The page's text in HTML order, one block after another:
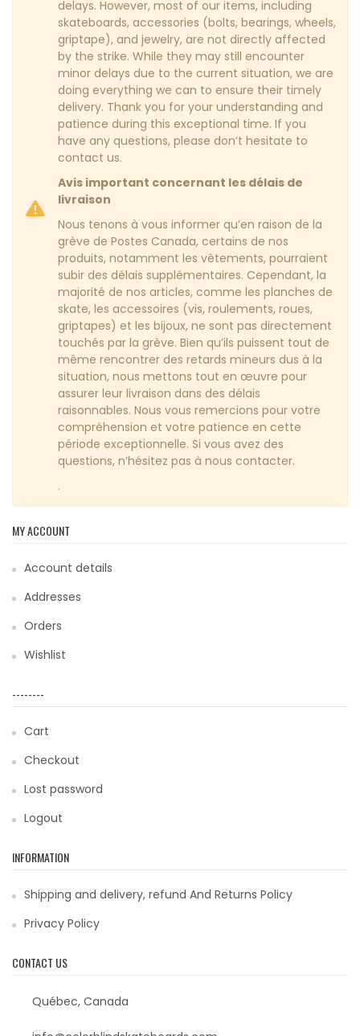
delays. However, most of our items, including
skateboards, accessories (bolts, bearings, wheels,
griptape), and jewelry, are not directly affected
by the strike. While they may still encounter
minor delays due to the current situation, we are
doing everything we can to ensure their timely
delivery. Thank you for your understanding and
patience during this exceptional time. If you
have any questions, please don’t hesitate to
contact us.
Avis important concernant les délais de
livraison
Nous tenons à vous informer qu’en raison de la
grève de Postes Canada, certains de nos
produits, notamment les vêtements, pourraient
subir des délais supplémentaires. Cependant, la
majorité de nos articles, comme les planches de
skate, les accessoires (vis, roulements, roues,
griptapes) et les bijoux, ne sont pas directement
touchés par la grève. Bien qu’ils puissent tout de
même rencontrer des retards mineurs dus à la
situation, nous mettons tout en œuvre pour
assurer leur livraison dans des délais
raisonnables. Nous vous remercions pour votre
compréhension et votre patience en cette
période exceptionnelle. Si vous avez des
questions, n’hésitez pas à nous contacter.
.
MY ACCOUNT
Account details
Addresses
Orders
Wishlist
--------
Cart
Checkout
Lost password
Logout
INFORMATION
Shipping and delivery, refund And Returns Policy
Privacy Policy
CONTACT US
Québec, Canada